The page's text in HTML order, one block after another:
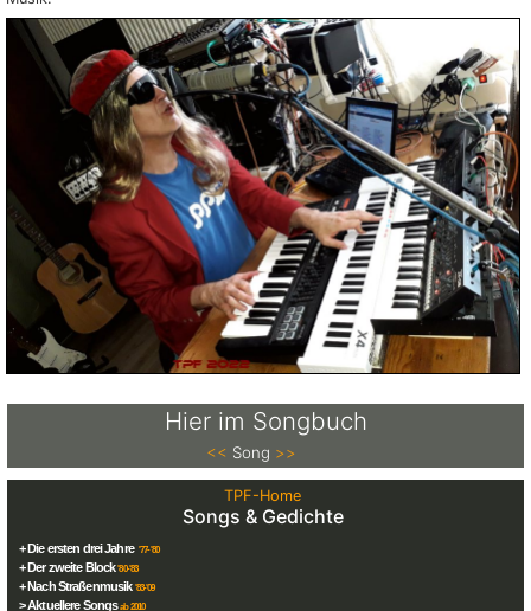
Hier im Songbuch
<< Song >>
TPF-Home
Songs & Gedichte
+ Die ersten drei Jahre '77-'80
+ Der zweite Block '80-'83
+ Nach Straßenmusik '83-'09
> Aktuellere Songs ab 2010